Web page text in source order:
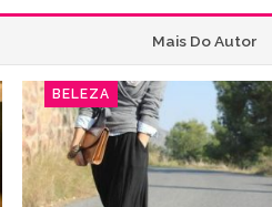
Mais Do Autor
BELEZA